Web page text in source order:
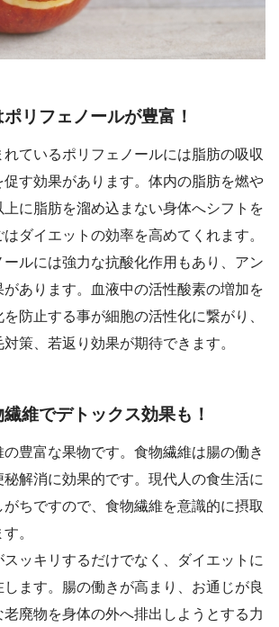
リフェノールが豊富！
れているポリフェノールには脂肪の吸収
促す効果があります。体内の脂肪を燃や
上に脂肪を溜め込まない身体へシフトを
ダイエットの効率を高めてくれます。
ールには強力な抗酸化作用もあり、アン
あります。血液中の活性酸素の増加を
防止する事が細胞の活性化に繋がり、
策、若返り効果が期待できます。
維でデトックス効果も！
の豊富な果物です。食物繊維は腸の働き
秘解消に効果的です。現代人の食生活に
ちですので、食物繊維を意識的に摂取
。
ッキリするだけでなく、ダイエットに
します。腸の働きが高まり、お通じが良
老廃物を身体の外へ排出しようとする力